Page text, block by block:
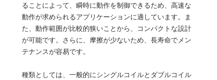
ることによって、瞬時に動作を制御できるため、高速な
動作が求められるアプリケーションに適しています。ま
た、動作範囲が比較的狭いことから、コンパクトな設計
が可能です。さらに、摩擦が少ないため、長寿命でメン
テナンスが容易です。
種類としては、一般的にシングルコイルとダブルコイル